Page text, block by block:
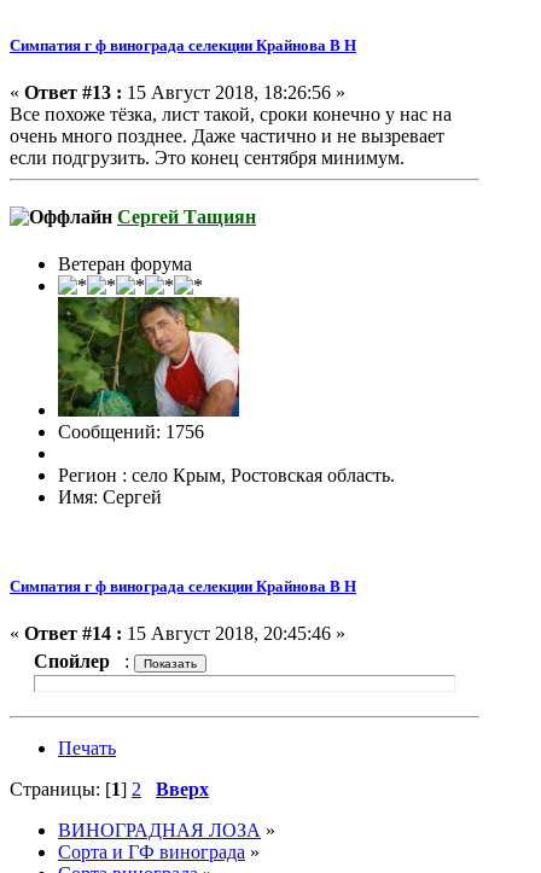
Симпатия г ф винограда селекции Крайнова В Н
« Ответ #13 : 15 Август 2018, 18:26:56 »
Все похоже тёзка, лист такой, сроки конечно у нас на
очень много позднее. Даже частично и не вызревает
если подгрузить. Это конец сентября минимум.
Сергей Тащиян
Ветеран форума
Сообщений: 1756
Регион : село Крым, Ростовская область.
Имя: Сергей
Симпатия г ф винограда селекции Крайнова В Н
« Ответ #14 : 15 Август 2018, 20:45:46 »
Спойлер
:
Печать
Страницы: [1] 2
Вверх
ВИНОГРАДНАЯ ЛОЗА »
Сорта и ГФ винограда »